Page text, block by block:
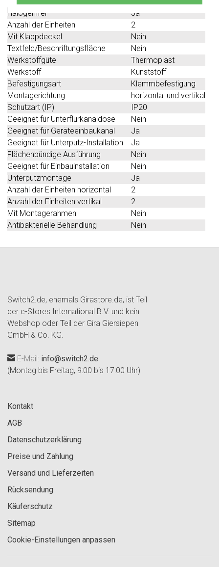
Halogenfrei
Ja
Anzahl der Einheiten
2
Mit Klappdeckel
Nein
Textfeld/Beschriftungsfläche
Nein
Werkstoffgüte
Thermoplast
Werkstoff
Kunststoff
Befestigungsart
Klemmbefestigung
Montagerichtung
horizontal und vertikal
Schutzart (IP)
IP20
Geeignet für Unterflurkanaldose
Nein
Geeignet für Geräteeinbaukanal
Ja
Geeignet für Unterputz-Installation
Ja
Flächenbündige Ausführung
Nein
Geeignet für Einbauinstallation
Nein
Unterputzmontage
Ja
Anzahl der Einheiten horizontal
2
Anzahl der Einheiten vertikal
2
Mit Montagerahmen
Nein
Antibakterielle Behandlung
Nein
Switch2.de, ehemals Girastore.de, ist Teil
der e-Stores International B.V. und kein
Webshop oder Teil der Gira Giersiepen
GmbH & Co. KG.
E-Mail: info@switch2.de
(Montag bis Freitag, 9:00 bis 17:00 Uhr)
Kontakt
AGB
Datenschutzerklärung
Preise und Zahlung
Versand und Lieferzeiten
Rücksendung
Käuferschutz
Sitemap
Cookie-Einstellungen anpassen